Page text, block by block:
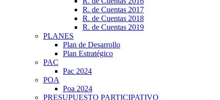
R. de Cuentas 2017
R. de Cuentas 2018
R. de Cuentas 2019
PLANES
Plan de Desarrollo
Plan Estratégico
PAC
Pac 2024
POA
Poa 2024
PRESUPUESTO PARTICIPATIVO